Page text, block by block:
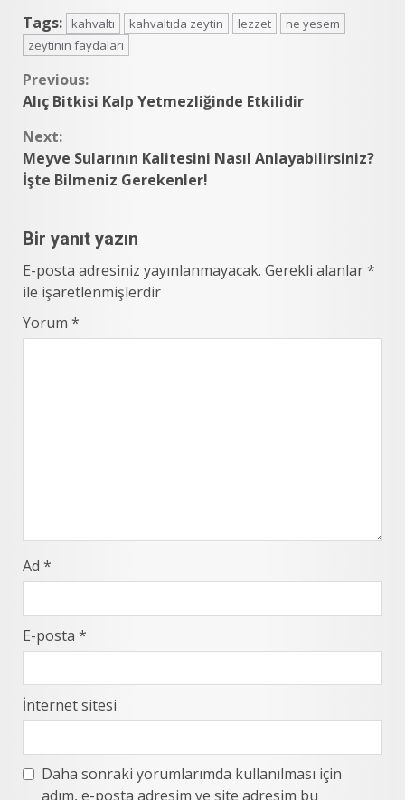
Tags: kahvaltı kahvaltıda zeytin lezzet
ne yesem
zeytinin faydaları
Continue
Reading
Previous:
Alıç Bitkisi Kalp Yetmezliğinde Etkilidir
Next:
Meyve Sularının Kalitesini Nasıl Anlayabilirsiniz?
İşte Bilmeniz Gerekenler!
Bir yanıt yazın
E-posta adresiniz yayınlanmayacak. Gerekli alanlar*
ile işaretlenmişlerdir
Yorum *
Ad *
E-posta *
İnternet sitesi
Daha sonraki yorumlarımda kullanılması için
adım, e-posta adresim ve site adresim bu